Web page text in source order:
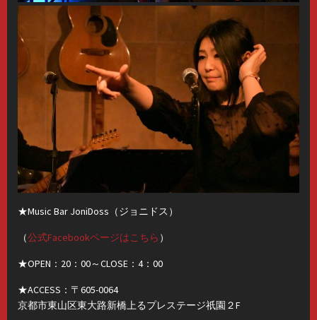
★Music Bar JoniDoss（ジョニドス）
（公式Facebookページはこちら ）
★OPEN：20：00～CLOSE：4：00
★ACCESS：〒605-0064
京都市東山区東大路新橋上るプレステージ祇園２F